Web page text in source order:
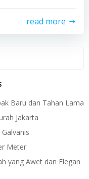
read more
Baru dan Tahan Lama
Jakarta
Meter
yang Awet dan Elegan